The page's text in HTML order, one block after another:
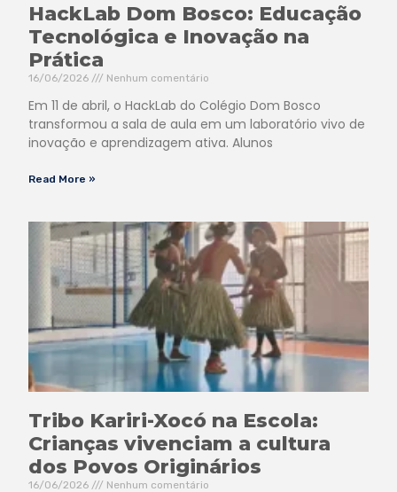
HackLab Dom Bosco: Educação
Tecnológica e Inovação na
Prática
16/06/2026 Nenhum comentário
Em 11 de abril, o HackLab do Colégio Dom Bosco
transformou a sala de aula em um laboratório vivo de
inovação e aprendizagem ativa. Alunos
Read More »
Tribo Kariri-Xocó na Escola:
Crianças vivenciam a cultura
dos Povos Originários
16/06/2026 Nenhum comentário